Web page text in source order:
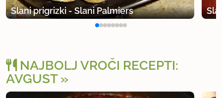
Slani prigrizki - Slani Palmiers
NAJBOLJ VROČI RECEPTI:
AVGUST